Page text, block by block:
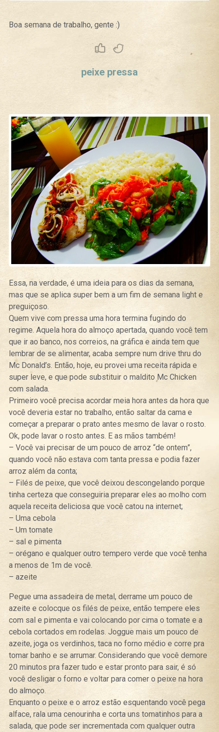
Boa semana de trabalho, gente :)
Curtir
peixe pressa
Essa, na verdade, é uma ideia para os dias da semana,
mas que se aplica super bem a um fim de semana light e
preguiçoso.
Quem vive com pressa uma hora termina fugindo do
regime. Aquela hora do almoço apertada, quando você tem
que ir ao banco, nos correios, na gráfica e ainda tem que
lembrar de se alimentar, acaba sempre num drive thru do
Mc Donald’s. Então, hoje, eu provei uma receita rápida e
super leve, e que pode substituir o maldito Mc Chicken
com salada.
Primeiro você precisa acordar meia hora antes da hora que
você deveria estar no trabalho, então saltar da cama e
começar a preparar o prato antes mesmo de lavar o rosto.
Ok, pode lavar o rosto antes. E as mãos também!
– Você vai precisar de um pouco de arroz “de ontem”,
quando você não estava com tanta pressa e podia fazer
arroz além da conta;
– Filés de peixe, que você deixou descongelando porque
tinha certeza que conseguiria preparar eles ao molho com
aquela receita deliciosa que você catou na internet;
– Uma cebola
– Um tomate
– sal e pimenta
– orégano e qualquer outro tempero verde que você tenha
a menos de 1m de você.
– azeite
Pegue uma assadeira de metal, derrame um pouco de
azeite e colocque os filés de peixe, então tempere eles
com sal e pimenta e vai colocando por cima o tomate e a
cebola cortados em rodelas. Joggue mais um pouco de
azeite, joga os verdinhos, taca no forno médio e corre pra
tomar banho e se arrumar. Considerando que você demore
20 minutos pra fazer tudo e estar pronto para sair, é só
você desligar o forno e voltar para comer o peixe na hora
do almoço.
Enquanto o peixe e o arroz estão esquentando você pega
alface, rala uma cenourinha e corta uns tomatinhos para a
salada, que pode ser incrementada com qualquer outra